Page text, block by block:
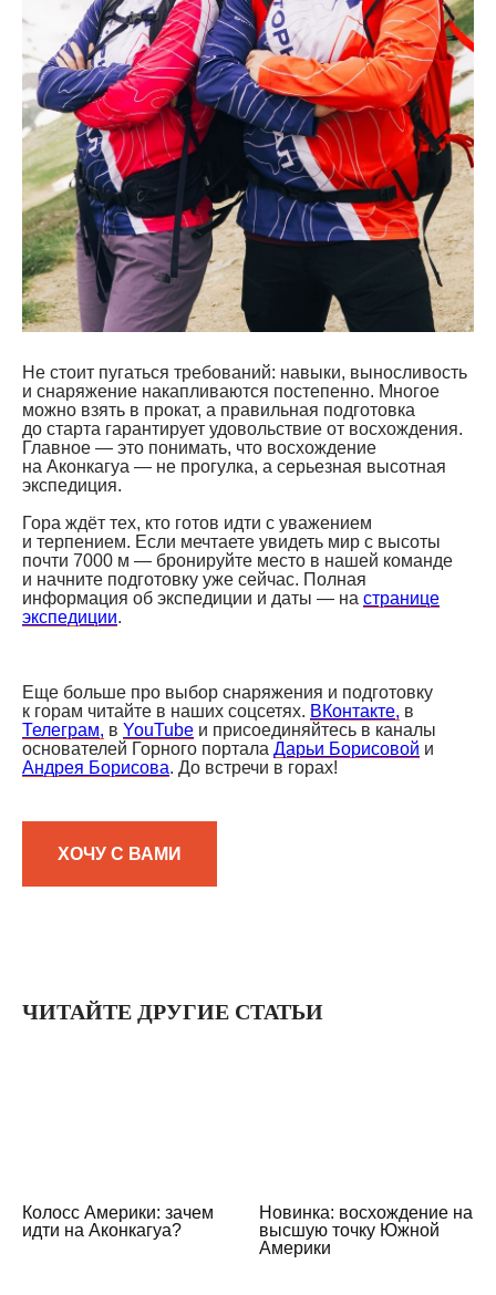
Не стоит пугаться требований: навыки, выносливость
и снаряжение накапливаются постепенно. Многое
можно взять в прокат, а правильная подготовка
до старта гарантирует удовольствие от восхождения.
Главное — это понимать, что восхождение
на Аконкагуа — не прогулка, а серьезная высотная
экспедиция.
Гора ждёт тех, кто готов идти с уважением
и терпением. Если мечтаете увидеть мир с высоты
почти 7000 м — бронируйте место в нашей команде
и начните подготовку уже сейчас. Полная
информация об экспедиции и даты — на странице
экспедиции.
Еще больше про выбор снаряжения и подготовку
к горам читайте в наших соцсетях. ВКонтакте, в
Телеграм, в YouTube и присоединяйтесь в каналы
основателей Горного портала Дарьи Борисовой и
Андрея Борисова. До встречи в горах!
ХОЧУ С ВАМИ
ЧИТАЙТЕ ДРУГИЕ СТАТЬИ
Колосс Америки: зачем
идти на Аконкагуа?
Новинка: восхождение на
высшую точку Южной
Америки